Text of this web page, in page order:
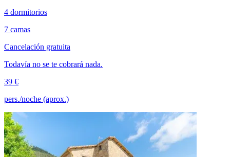
4 dormitorios
7 camas
Cancelación gratuita
Todavía no se te cobrará nada.
39 €
pers./noche (aprox.)